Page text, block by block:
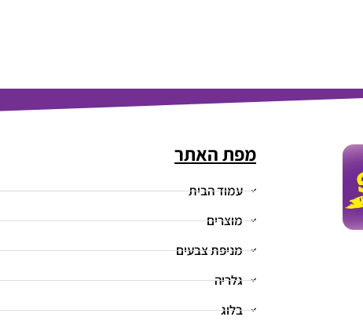
מפת האתר
עמוד הבית
מוצרים
מניפת צבעים
גלריה
בלוג